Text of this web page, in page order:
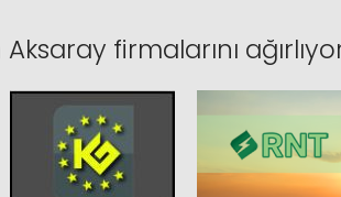
firmalarını